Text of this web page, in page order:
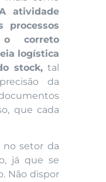
atividade
processos
correto
logística
stock,tal
da
que cada
no setor da
já que se
Não dispor